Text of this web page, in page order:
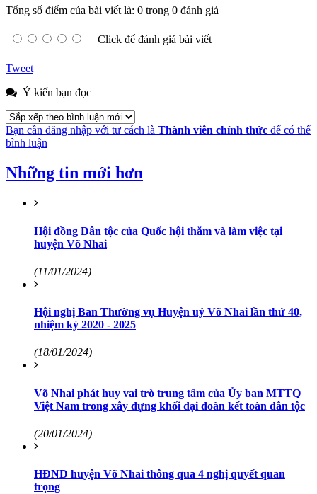
Tổng số điểm của bài viết là: 0 trong 0 đánh giá
Click để đánh giá bài viết
Tweet
Ý kiến bạn đọc
Bạn cần đăng nhập với tư cách là Thành viên chính thức để có thể
bình luận
Những tin mới hơn
Hội đồng Dân tộc của Quốc hội thăm và làm việc tại
huyện Võ Nhai
(11/01/2024)
Hội nghị Ban Thường vụ Huyện uỷ Võ Nhai lần thứ 40,
nhiệm kỳ 2020 - 2025
(18/01/2024)
Võ Nhai phát huy vai trò trung tâm của Ủy ban MTTQ
Việt Nam trong xây dựng khối đại đoàn kết toàn dân tộc
(20/01/2024)
HĐND huyện Võ Nhai thông qua 4 nghị quyết quan
trọng